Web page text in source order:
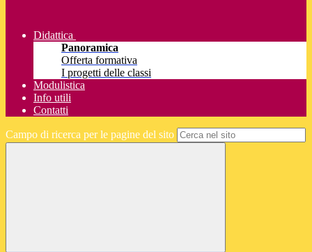
Didattica
Panoramica
Offerta formativa
I progetti delle classi
Modulistica
Info utili
Contatti
Campo di ricerca per le pagine del sito